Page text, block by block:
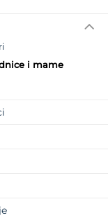
i mame